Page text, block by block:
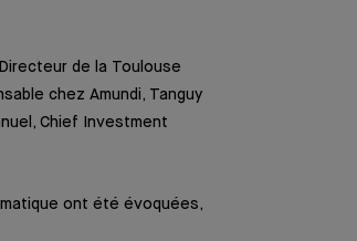
de la Toulouse
chez Amundi, Tanguy
Chief Investment
ont été évoquées,